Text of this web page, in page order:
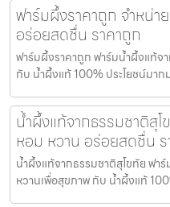
ฟาร์มผึ้งราคาถูก จำหน่
อร่อยสดชื่น ราคาถูก
ฟาร์มผึ้งราคาถูก ฟาร์มน้ำผึ้งแท้จ
กับ น้ำผึ้งแท้ 100% ประโยชน์มาก
น้ำผึ้งแท้จากธรรมชาติสุ
หอม หวาน อร่อยสดชื่น
น้ำผึ้งแท้จากธรรมชาติสุโขทัย ฟา
หวานเพื่อสุขภาพ กับ น้ำผึ้งแท้